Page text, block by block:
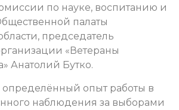
по науке, воспитанию и
палаты
председатель
«Ветераны
Анатолий Бутко.
определённый опыт работы в
наблюдения за выборами